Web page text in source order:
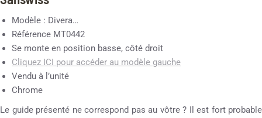
Modèle : Divera…
Référence MT0442
Se monte en position basse, côté droit
Cliquez ICI pour accéder au modèle gauche
Vendu à l’unité
Chrome
Le guide présenté ne correspond pas au vôtre ? Il est fort probable